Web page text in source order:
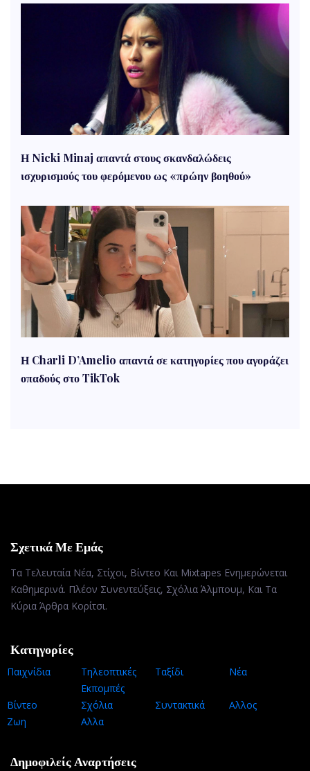
Η Nicki Minaj απαντά στους σκανδαλώδεις
ισχυρισμούς του φερόμενου ως «πρώην βοηθού»
Η Charli D’Amelio απαντά σε κατηγορίες που αγοράζει
οπαδούς στο TikTok
Σχετικά Με Εμάς
Τα Τελευταία Νέα, Στίχοι, Βίντεο Και Mixtapes Ενημερώνεται
Καθημερινά. Πλέον Συνεντεύξεις, Σχόλια Άλμπουμ, Και Τα
Κύρια Άρθρα Κορίτσι.
Κατηγορίες
Παιχνίδια
Τηλεοπτικές
Εκπομπές
Ταξίδι Νέα
Βίντεο Σχόλια Συντακτικά
Αλλος
Ζωη
Αλλα
Δημοφιλείς Αναρτήσεις